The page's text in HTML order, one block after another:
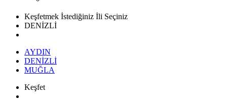
Keşfetmek İstediğiniz İli Seçiniz
DENİZLİ
AYDIN
DENİZLİ
MUĞLA
Keşfet